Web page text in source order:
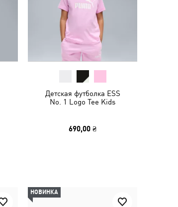
Детская футболка ESS
No. 1 Logo Tee Kids
690,00 ₴
НОВИНКА